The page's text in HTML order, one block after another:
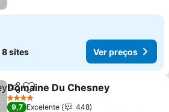
8 sites Ver preços
PartilharAdicionar aos favoritos
Domaine Du Chesney
4 Estrelas
9,7 Excelente
448